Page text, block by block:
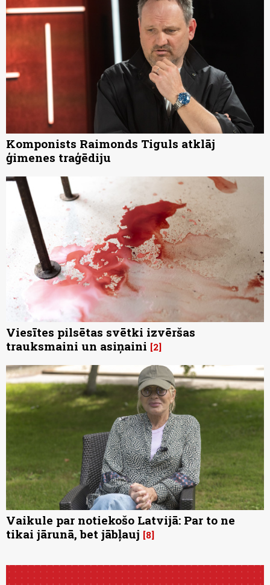
Komponists Raimonds Tiguls atklāj
ģimenes traģēdiju
Viesītes pilsētas svētki izvēršas
trauksmaini un asiņaini 2
Vaikule par notiekošo Latvijā: Par to ne
tikai jārunā, bet jābļauj 8